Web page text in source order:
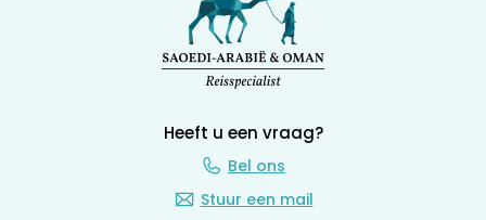
Heeft u een vraag?
Bel ons
Stuur een mail